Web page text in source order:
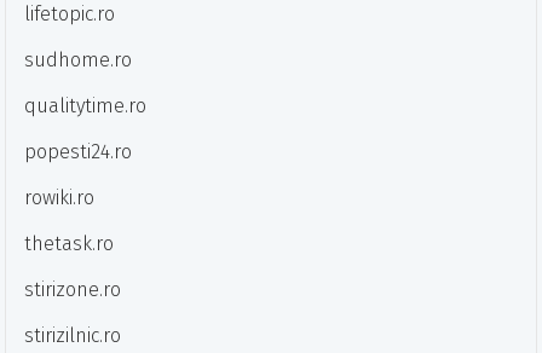
lifetopic.ro
sudhome.ro
qualitytime.ro
popesti24.ro
rowiki.ro
thetask.ro
stirizone.ro
stirizilnic.ro